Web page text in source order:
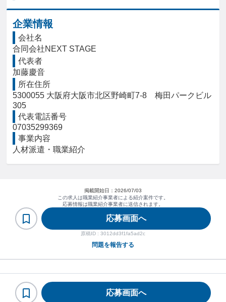
企業情報
会社名
合同会社NEXT STAGE
代表者
加藤慶音
所在住所
5300055 大阪府大阪市北区野崎町7-8　梅田パークビル
305
代表電話番号
07035299369
事業内容
人材派遣・職業紹介
掲載開始日： 2026/07/03
この求人は職業紹介事業者による紹介案件です。
応募情報は職業紹介事業者に送信されます。
応募画面へ
原稿ID : 3012dd3f1fa5ad2c
問題を報告する
応募画面へ